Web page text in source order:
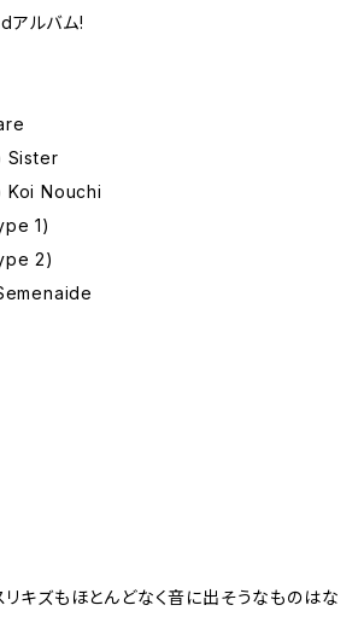
アルバム!
Sister
Koi Nouchi
1)
2)
キズもほとんどなく音に出そうなものはな